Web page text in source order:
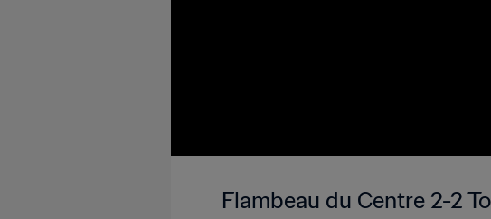
Flambeau du Centre 2-2